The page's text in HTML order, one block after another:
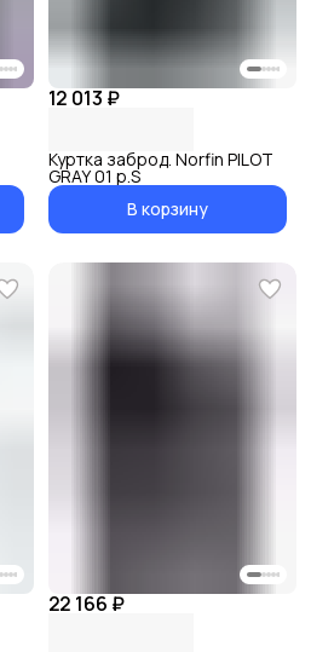
12 013 ₽
Куртка заброд. Norfin PILOT
GRAY 01 р.S
В корзину
22 166 ₽